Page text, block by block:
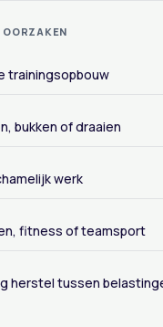
OORZAKEN
trainingsopbouw
bukken of draaien
werk
fitness of teamsport
herstel tussen